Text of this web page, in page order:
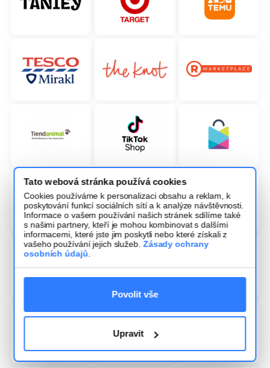
Tato webová stránka používá cookies
Cookies používáme k personalizaci obsahu a reklam, k
poskytování funkcí sociálních sítí a k analýze návštěvnosti.
Informace o vašem používání našich stránek sdílíme také
s našimi partnery, kteří je mohou kombinovat s dalšími
informacemi, které jste jim poskytli nebo které získali z
vašeho používání jejich služeb.Zásady ochrany
osobních údajů
Povolit vše
Upravit